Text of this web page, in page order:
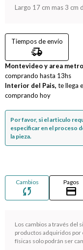
Largo 17 cm mas 3 cm
Tiempos de envío
delivery_truck_speed
Montevideo y area
comprando hasta 13hs
Interior del Pais, te llega
comprando hoy
Por favor, si el articulo
especificar en el proceso
la pieza.
Cambios
sync
Pagos
credit_card
Los cambios a través del
productos adquiridos por
físicas solo podrán ser
¡Sumate a
Comprá en
San Valentín
Día del niño